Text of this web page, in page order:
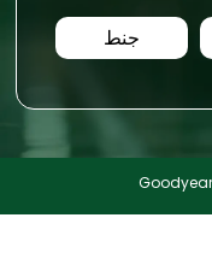
جنط
Goodyear